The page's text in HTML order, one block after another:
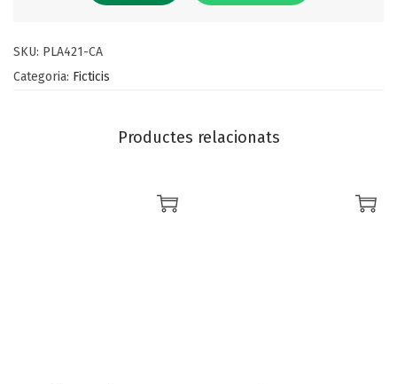
SKU: PLA421-CA
Categoria: Ficticis
Productes relacionats